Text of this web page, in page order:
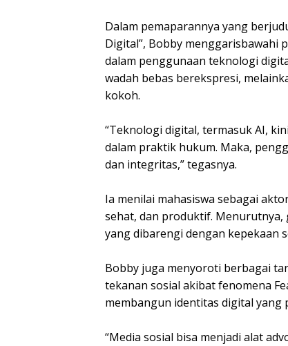
‎Dalam pemaparannya yang
Digital”, Bobby menggarisbawahi
dalam penggunaan teknologi
wadah bebas berekspresi,
kokoh.
‎“Teknologi digital, termasuk AI,
dalam praktik hukum. Maka,
dan integritas,” tegasnya.
‎Ia menilai mahasiswa sebagai
sehat, dan produktif. Menurutnya,
yang dibarengi dengan kepekaan
‎Bobby juga menyoroti berbagai
tekanan sosial akibat fenomena
membangun identitas digital
‎“Media sosial bisa menjadi alat